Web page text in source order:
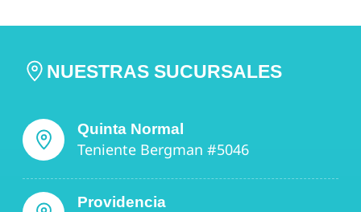
NUESTRAS SUCURSALES
Quinta Normal
Teniente Bergman #5046
Providencia